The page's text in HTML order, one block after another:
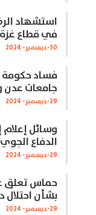
استشهاد
في قطاع غزة
30-ديسمبر- 2024
فساد حكومة
جامعات عدن
29-ديسمبر- 2024
وسائل
الدفاع
29-ديسمبر- 2024
حماس تعلق
بشأن
29-ديسمبر- 2024